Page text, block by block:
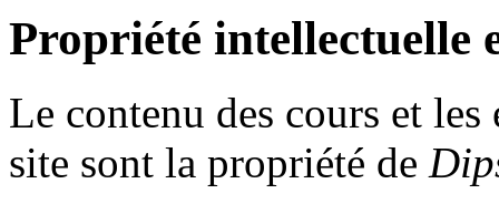
Propriété intellectuelle
Le contenu des cours et
site sont la propriété de